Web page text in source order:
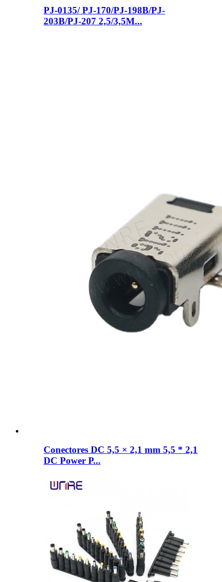
PJ-0135/ PJ-170/PJ-198B/PJ-
203B/PJ-207 2,5/3,5M...
Conectores DC 5,5 × 2,1 mm 5,5 * 2,1
DC Power P...